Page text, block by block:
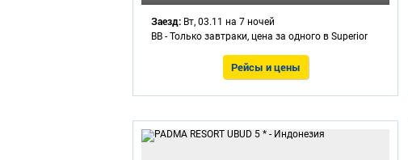
Заезд: Вт, 03.11 на 7 ночей
BB - Только завтраки, цена за одного в Superior
Рейсы и цены